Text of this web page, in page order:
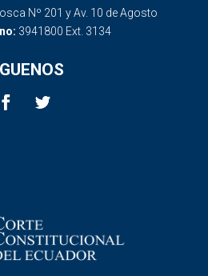
Nº 201 y Av. 10 de Agosto
3941800 Ext. 3134